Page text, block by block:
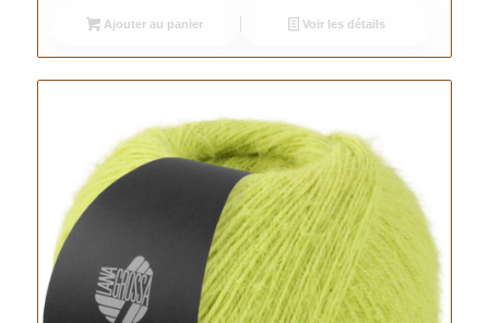
Ajouter au panier Voir les détails